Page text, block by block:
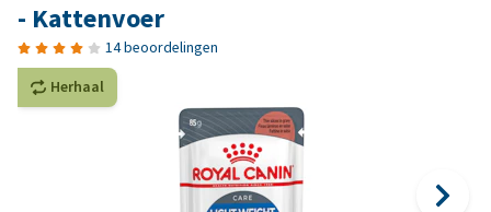
- Kattenvoer
14 beoordelingen
Herhaal